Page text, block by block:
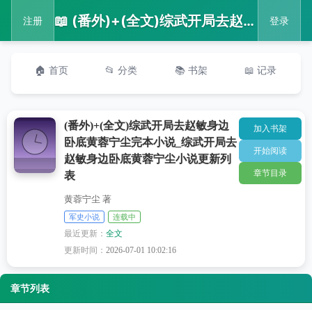
注册 📖 (番外)+(全文)综武开局去赵敏身边卧底黄蓉宁尘完本小说_综武开局去赵敏身边卧底黄蓉宁尘小说更新列表 登录
🏠 首页 📂 分类 📚 书架 📖 记录
(番外)+(全文)综武开局去赵敏身边
卧底黄蓉宁尘完本小说_综武开局去
赵敏身边卧底黄蓉宁尘小说更新列
表
黄蓉宁尘 著
军史小说 连载中
最近更新：全文
更新时间：2026-07-01 10:02:16
加入书架
开始阅读
章节目录
章节列表